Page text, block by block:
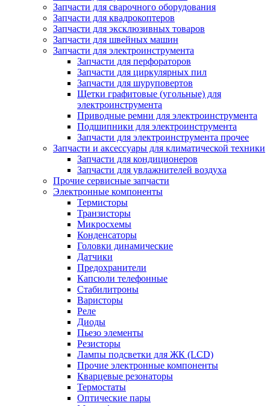
Запчасти для сварочного оборудования
Запчасти для квадрокоптеров
Запчасти для эксклюзивных товаров
Запчасти для швейных машин
Запчасти для электроинструмента
Запчасти для перфораторов
Запчасти для циркулярных пил
Запчасти для шуруповертов
Щетки графитовые (угольные) для
электроинструмента
Приводные ремни для электроинструмента
Подшипники для электроинструмента
Запчасти для электроинструмента прочее
Запчасти и аксессуары для климатической техники
Запчасти для кондиционеров
Запчасти для увлажнителей воздуха
Прочие сервисные запчасти
Электронные компоненты
Термисторы
Транзисторы
Микросхемы
Конденсаторы
Головки динамические
Датчики
Предохранители
Капсюли телефонные
Стабилитроны
Варисторы
Реле
Диоды
Пьезо элементы
Резисторы
Лампы подсветки для ЖК (LCD)
Прочие электронные компоненты
Кварцевые резонаторы
Термостаты
Оптические пары